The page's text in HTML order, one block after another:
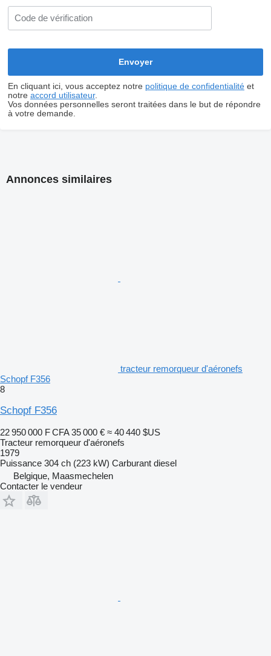
En cliquant ici, vous acceptez notre politique de confidentialité et
notre accord utilisateur.
Vos données personnelles seront traitées dans le but de répondre
à votre demande.
Annonces similaires
tracteur remorqueur d'aéronefs
Schopf F356
8
Schopf F356
22 950 000 F CFA 35 000 € ≈ 40 440 $US
Tracteur remorqueur d'aéronefs
1979
Puissance 304 ch (223 kW) Carburant diesel
Belgique, Maasmechelen
Contacter le vendeur